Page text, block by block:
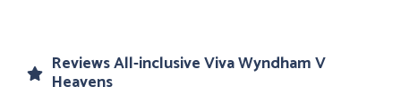
Reviews All-inclusive Viva Wyndham V
Heavens